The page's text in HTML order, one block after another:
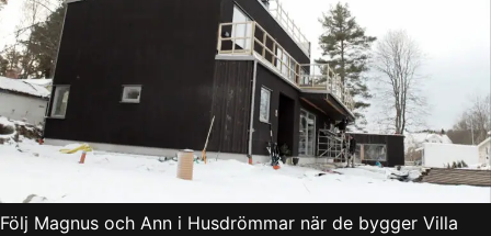
Följ Magnus och Ann i Husdrömmar när de bygger Villa